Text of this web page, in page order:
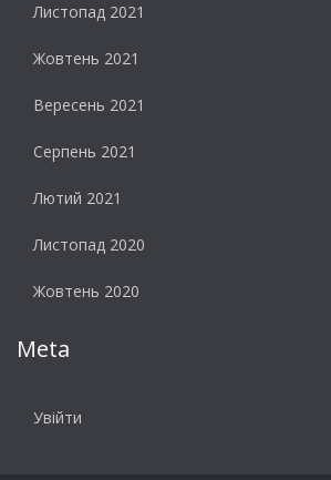
Листопад 2021
Жовтень 2021
Вересень 2021
Серпень 2021
Лютий 2021
Листопад 2020
Жовтень 2020
Meta
Увійти